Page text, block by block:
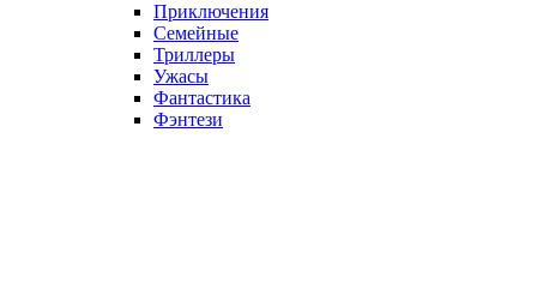
Приключения
Семейные
Триллеры
Ужасы
Фантастика
Фэнтези